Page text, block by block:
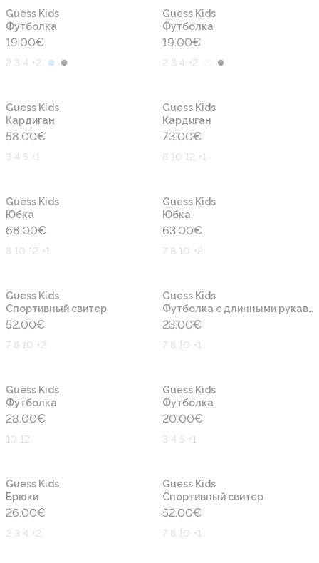
Guess Kids
Футболка
19.00€
2 3 4 +2
Guess Kids
Футболка
19.00€
2 3 4 +2
Guess Kids
Кардиган
58.00€
3 4 5 +1
Guess Kids
Кардиган
73.00€
8 10 12 +1
Guess Kids
Юбка
68.00€
8 10 12 +1
Guess Kids
Юбка
63.00€
7 8 10 +2
Guess Kids
Cпортивный свитер
52.00€
7 8 10 +2
Guess Kids
Футболка с длинными рукавами
23.00€
7 8 10 +1
Guess Kids
Футболка
28.00€
10 12
Guess Kids
Футболка
20.00€
3 4 5 +1
Guess Kids
Брюки
26.00€
2 3 4 +2
Guess Kids
Cпортивный свитер
52.00€
7 8 10 +1